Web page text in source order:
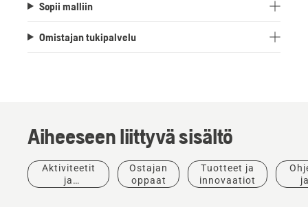
Sopii malliin
Omistajan tukipalvelu
Aiheeseen liittyvä sisältö
Aktiviteetit
ja
Ostajan
oppaat
Tuotteet ja
innovaatiot